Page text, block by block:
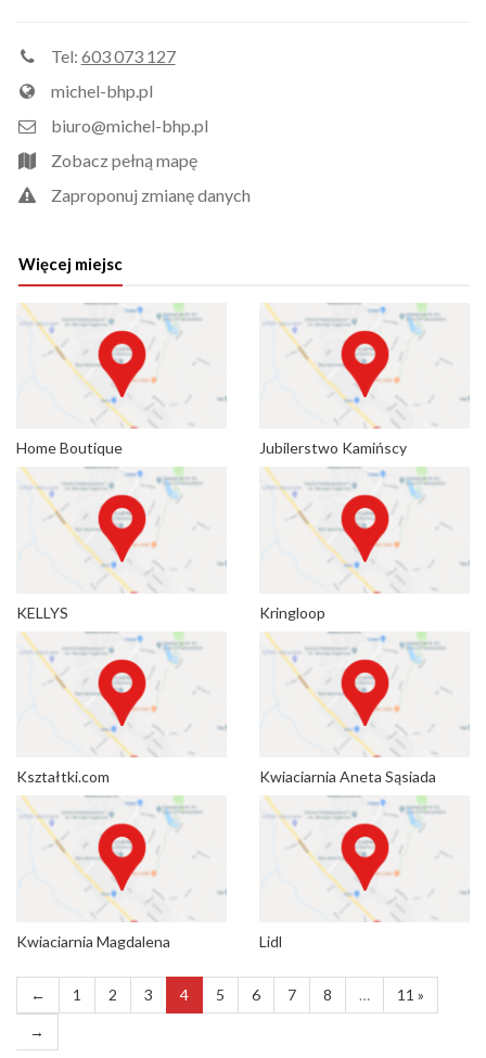
Tel: 603 073 127
michel-bhp.pl
biuro@michel-bhp.pl
Zobacz pełną mapę
Zaproponuj zmianę danych
Więcej miejsc
Home Boutique Jubilerstwo Kamińscy
KELLYS Kringloop
Kształtki.com Kwiaciarnia Aneta Sąsiada
Kwiaciarnia Magdalena Lidl
← 1 2 3 4 5 6 7 8 …
11 »
→